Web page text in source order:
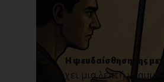
Η ψευδαίσθηση της
Υπάρχει μια λεπτή